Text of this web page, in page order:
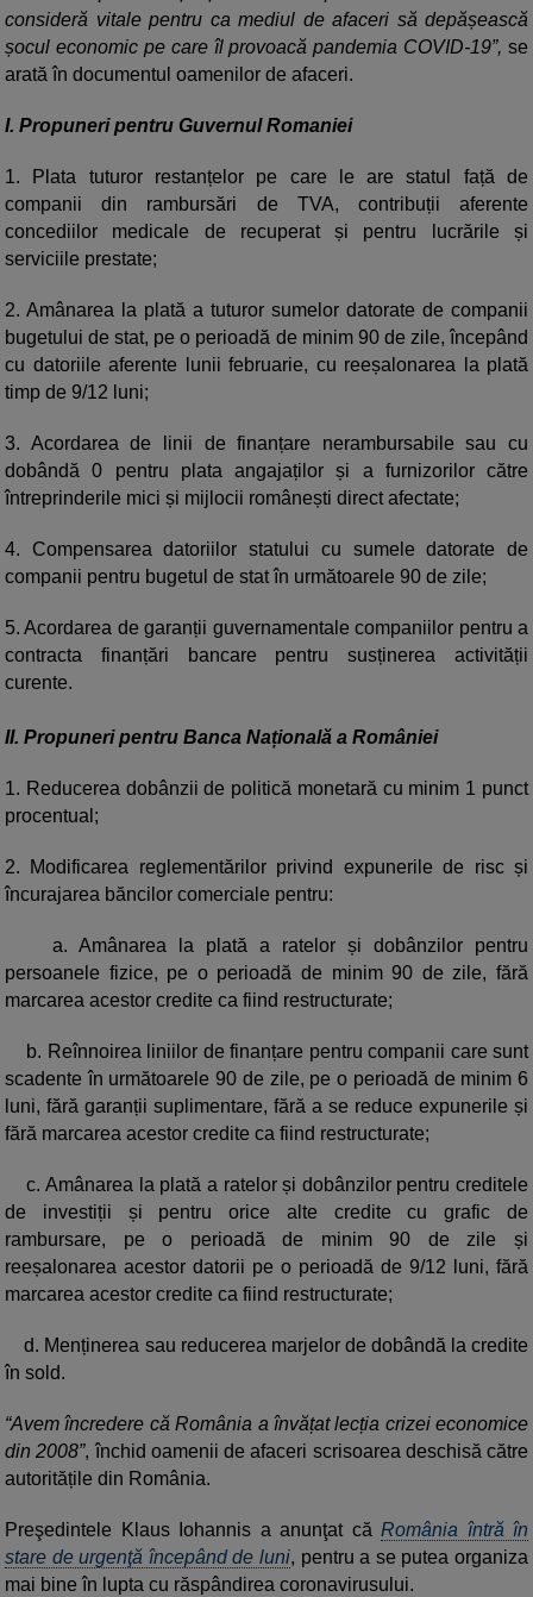
consideră vitale pentru ca mediul de afaceri să depășească
șocul economic pe care îl provoacă pandemia COVID-19”, se
arată în documentul oamenilor de afaceri.
I. Propuneri pentru Guvernul Romaniei
1. Plata tuturor restanțelor pe care le are statul față de
companii din rambursări de TVA, contribuții aferente
concediilor medicale de recuperat și pentru lucrările și
serviciile prestate;
2. Amânarea la plată a tuturor sumelor datorate de companii
bugetului de stat, pe o perioadă de minim 90 de zile, începând
cu datoriile aferente lunii februarie, cu reeșalonarea la plată
timp de 9/12 luni;
3. Acordarea de linii de finanțare nerambursabile sau cu
dobândă 0 pentru plata angajaților și a furnizorilor către
întreprinderile mici și mijlocii românești direct afectate;
4. Compensarea datoriilor statului cu sumele datorate de
companii pentru bugetul de stat în următoarele 90 de zile;
5. Acordarea de garanții guvernamentale companiilor pentru a
contracta finanțări bancare pentru susținerea activității
curente.
II. Propuneri pentru Banca Națională a României
1. Reducerea dobânzii de politică monetară cu minim 1 punct
procentual;
2. Modificarea reglementărilor privind expunerile de risc și
încurajarea băncilor comerciale pentru:
a. Amânarea la plată a ratelor și dobânzilor pentru
persoanele fizice, pe o perioadă de minim 90 de zile, fără
marcarea acestor credite ca fiind restructurate;
b. Reînnoirea liniilor de finanțare pentru companii care sunt
scadente în următoarele 90 de zile, pe o perioadă de minim 6
luni, fără garanții suplimentare, fără a se reduce expunerile și
fără marcarea acestor credite ca fiind restructurate;
c. Amânarea la plată a ratelor și dobânzilor pentru creditele
de investiții și pentru orice alte credite cu grafic de
rambursare, pe o perioadă de minim 90 de zile și
reeșalonarea acestor datorii pe o perioadă de 9/12 luni, fără
marcarea acestor credite ca fiind restructurate;
d. Menținerea sau reducerea marjelor de dobândă la credite
în sold.
“Avem încredere că România a învățat lecția crizei economice
din 2008”, închid oamenii de afaceri scrisoarea deschisă către
autoritățile din România.
Preşedintele Klaus Iohannis a anunţat că România întră în
stare de urgenţă începând de luni, pentru a se putea organiza
mai bine în lupta cu răspândirea coronavirusului.